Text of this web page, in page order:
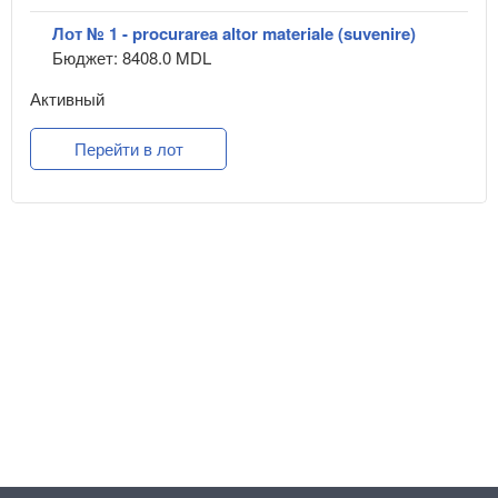
Лот № 1 - procurarea altor materiale (suvenire)
Бюджет: 8408.0 MDL
Активный
Перейти в лот